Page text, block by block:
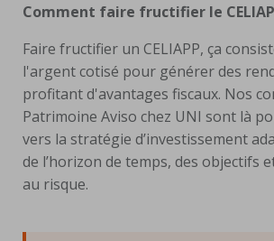
Comment faire fructifier le
Faire fructifier un CELIAPP, ça
l'argent cotisé pour générer des
profitant d'avantages fiscaux. Nos
Patrimoine Aviso chez UNI sont là
vers la stratégie d’investissement
de l’horizon de temps, des objectifs
au risque.